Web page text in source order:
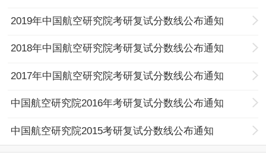
2019年中国航空研究院考研复试分数线公布通知
2018年中国航空研究院考研复试分数线公布通知
2017年中国航空研究院考研复试分数线公布通知
中国航空研究院2016年考研复试分数线公布通知
中国航空研究院2015考研复试分数线公布通知